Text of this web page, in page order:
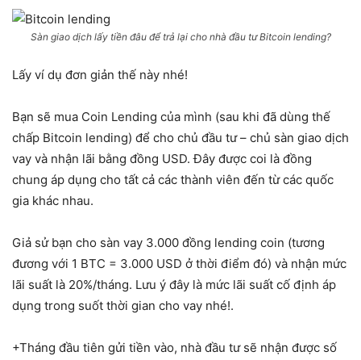
Sàn giao dịch lấy tiền đâu để trả lại cho nhà đầu tư Bitcoin lending?
Lấy ví dụ đơn giản thế này nhé!
Bạn sẽ mua Coin Lending của mình (sau khi đã dùng thế
chấp Bitcoin lending) để cho chủ đầu tư – chủ sàn giao dịch
vay và nhận lãi bằng đồng USD. Đây được coi là đồng
chung áp dụng cho tất cả các thành viên đến từ các quốc
gia khác nhau.
Giả sử bạn cho sàn vay 3.000 đồng lending coin (tương
đương với 1 BTC = 3.000 USD ở thời điểm đó) và nhận mức
lãi suất là 20%/tháng. Lưu ý đây là mức lãi suất cố định áp
dụng trong suốt thời gian cho vay nhé!.
+Tháng đầu tiên gửi tiền vào, nhà đầu tư sẽ nhận được số